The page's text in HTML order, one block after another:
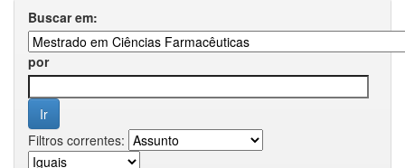
Buscar em:
por
Filtros correntes: